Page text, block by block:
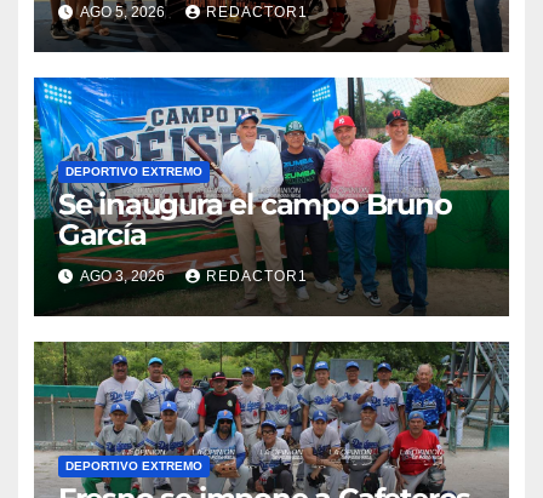
AGO 5, 2026 REDACTOR1
DEPORTIVO EXTREMO
Se inaugura el campo Bruno
García
AGO 3, 2026 REDACTOR1
DEPORTIVO EXTREMO